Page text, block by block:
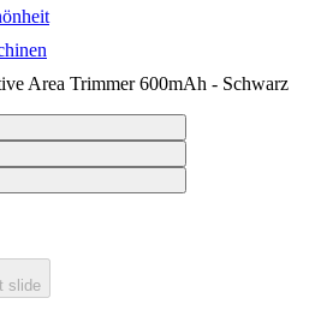
Area Trimmer 600mAh - Schwarz
slide